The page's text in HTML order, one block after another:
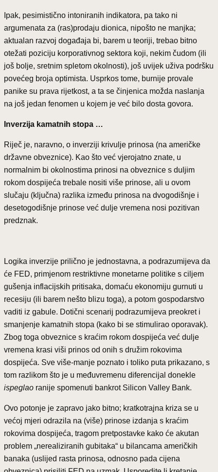
Ipak, pesimistično intoniranih indikatora, pa tako ni
argumenata za (ras)prodaju dionica, nipošto ne manjka;
aktualan razvoj događaja bi, barem u teoriji, trebao bitno
otežati poziciju korporativnog sektora koji, nekim čudom (ili
još bolje, sretnim spletom okolnosti), još uvijek uživa podršku
povećeg broja optimista. Usprkos tome, burnije provale
panike su prava rijetkost, a ta se činjenica možda naslanja
na još jedan fenomen u kojem je već bilo dosta govora.
Inverzija kamatnih stopa …
Riječ je, naravno, o inverziji krivulje prinosa (na američke
državne obveznice). Kao što već vjerojatno znate, u
normalnim bi okolnostima prinosi na obveznice s duljim
rokom dospijeća trebale nositi više prinose, ali u ovom
slučaju (ključna) razlika između prinosa na dvogodišnje i
desetogodišnje prinose već dulje vremena nosi pozitivan
predznak.
Logika inverzije prilično je jednostavna, a podrazumijeva da
će FED, primjenom restriktivne monetarne politike s ciljem
gušenja inflacijskih pritisaka, domaću ekonomiju gurnuti u
recesiju (ili barem nešto blizu toga), a potom gospodarstvo
vaditi iz gabule. Dotični scenarij podrazumijeva preokret i
smanjenje kamatnih stopa (kako bi se stimulirao oporavak).
Zbog toga obveznice s kraćim rokom dospijeća već dulje
vremena krasi viši prinos od onih s družim rokovima
dospijeća. Sve više-manje poznato i toliko puta prikazano, s
tom razlikom što je u međuvremenu diferencijal donekle
ispeglao ranije spomenuti bankrot Silicon Valley Bank.
Ovo potonje je zapravo jako bitno; kratkotrajna kriza se u
većoj mjeri odrazila na (više) prinose izdanja s kraćim
rokovima dospijeća, tragom pretpostavke kako će akutan
problem „nerealiziranih gubitaka“ u bilancama američkih
banaka (uslijed rasta prinosa, odnosno pada cijena